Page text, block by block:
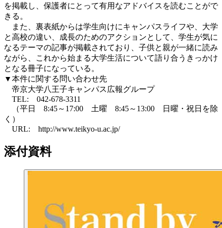
を掲載し、保護者にとって有用なアドバイスを読むことがで
きる。
また、裏表紙からは学生向けにキャンパスライフや、大学
と高校の違い、成長のためのアクションとして、学生が気に
なるテーマの記事が掲載されており、子供と親が一緒に読み
ながら、これから始まる大学生活について語り合うきっかけ
となる冊子になっている。
▼本件に関する問い合わせ先
帝京大学八王子キャンパス広報グループ
TEL: 042-678-3311
（平日 8:45～17:00 土曜 8:45～13:00 日曜・祝日を除
く）
URL: http://www.teikyo-u.ac.jp/
添付資料